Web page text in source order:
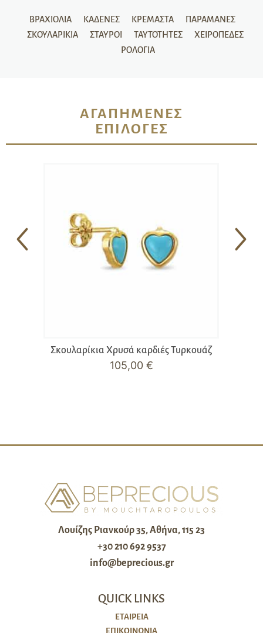
ΒΡΑΧΙΌΛΙΑ ΚΑΔΈΝΕΣ ΚΡΕΜΑΣΤΆ
ΠΑΡΑΜΆΝΕΣ
ΣΚΟΥΛΑΡΊΚΙΑ
ΣΤΑΥΡΟΊ ΤΑΥΤΌΤΗΤΕΣ
ΧΕΙΡΟΠΈΔΕΣ
ΡΟΛΌΓΙΑ
ΑΓΑΠΗΜΈΝΕΣ
ΕΠΙΛΟΓΈΣ
Σκουλαρίκια Χρυσά καρδιές Τυρκουάζ
105,00 €
Λουίζης Ριανκούρ 35, Αθήνα, 115 23
+30 210 692 9537
info@beprecious.gr
QUICK LINKS
ΕΤΑΙΡΕΙΑ
ΕΠΙΚΟΙΝΩΝΙΑ